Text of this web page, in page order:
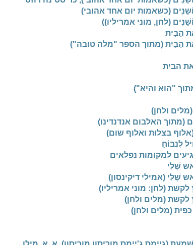
(כשאמות יום אחד אהובי)
(לחן, מוני אמריליו))
הַבַּיִת
הַבַּיִת (מתוך הספר "מלה טובה")
הבית
"הוא והיא")
ולחן)
(מתוך האלבום אנדנדינו)
בצלות ואלוף שום)
לִנְבּוֹחַ
למקומות נפלאים
שֶׁלִּי
שֶׁלִּי (אמילי דיקינסון)
(לחן: מוני אמריליו)
לקשת (מלים ולחן)
(מלים ולחן)